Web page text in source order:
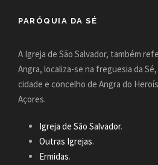
PARÓQUIA DA SÉ
A Igreja de São Salvador, também
Angra, localiza-se na freguesia da
cidade e concelho de Angra do
Açores.
Igreja de São Salvador.
Outras Igrejas.
Ermidas.